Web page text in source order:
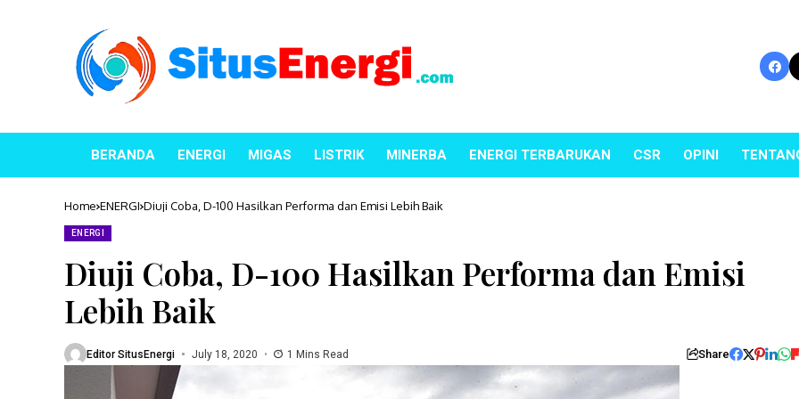
BERANDA ENERGI MIGAS LISTRIK MINERBA ENERGI TERBARUKAN CSR OPINI
Home ENERGI Diuji Coba, D-100 Hasilkan Performa dan Emisi Lebih Baik
ENERGI
Diuji Coba, D-100 Hasilkan Performa dan Emisi
Lebih Baik
Editor SitusEnergi July 18, 2020 1 Mins Read Share